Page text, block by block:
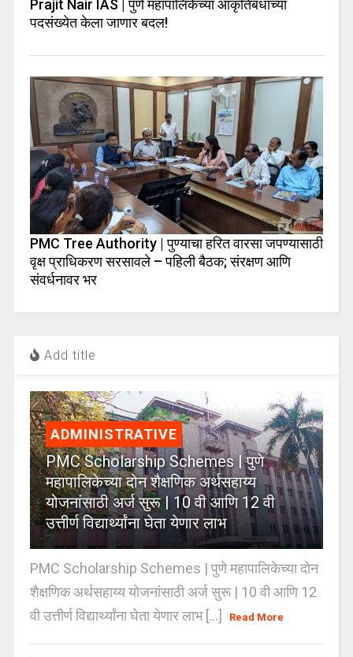
Prajit Nair IAS | पुणे महापालिकेच्या आकृतिबंधाच्या
पदसंख्येत केला जाणार बदल!
PMC Tree Authority | पुण्याचा हरित वारसा जपण्यासाठी
वृक्ष प्राधिकरण सरसावले – पहिली बैठक; संरक्षण आणि
संवर्धनावर भर
Add title
ADMINISTRATIVE
PMC Scholarship Schemes | पुणे
महापालिकेच्या दोन शैक्षणिक अर्थसहाय्य
योजनांसाठी अर्ज सुरू | 10 वी आणि 12 वी
उत्तीर्ण विद्यार्थ्यांना घेता येणार लाभ
PMC Scholarship Schemes | पुणे महापालिकेच्या दोन
शैक्षणिक अर्थसहाय्य योजनांसाठी अर्ज सुरू | 10 वी आणि 12
वी उत्तीर्ण विद्यार्थ्यांना घेता येणार लाभ [...]
Read More